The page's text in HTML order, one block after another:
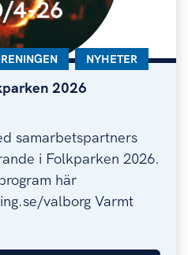
2026
2026
KATEGORI:
NYHETER
samarbetspartners
i Folkparken 2026.
här
valborg Varmt